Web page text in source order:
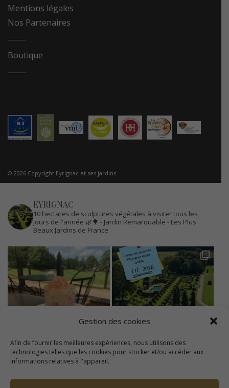
Gestion des cookies
Afin de fournir les meilleures expériences, nous utilisons des
technologies telles que les cookies pour stocker et/ou accéder aux
informations relatives à l'appareil.
Mentions légales
Nos Partenaires
Boutique
© 2026 Copyright Eyrignac et ses jardins.
EYRIGNAC
10 hectares de sculptures végétales à visiter tous les
jours de l'année 🌿🌳 - Jardin Remarquable - Les Plus
Beaux Jardins de France